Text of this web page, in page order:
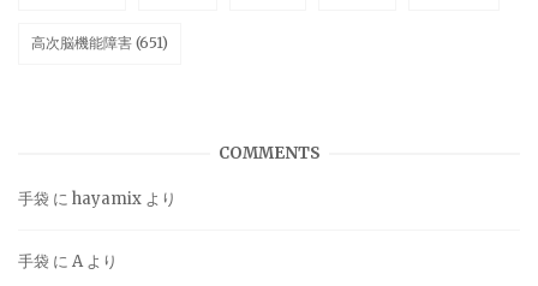
高次脳機能障害 (651)
COMMENTS
手袋 に hayamix より
手袋 に Aより